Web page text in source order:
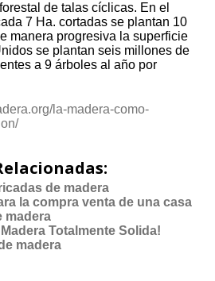
de talas cíclicas. En el
7 Ha. cortadas se plantan 10
manera progresiva la superficie
se plantan seis millones de
a 9 árboles al año por
la-madera-como-
de madera
la compra venta de una casa
madera
Totalmente Solida!
madera